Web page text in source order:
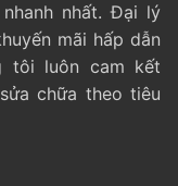
nhất. Đại lý
mãi hấp dẫn
tôi luôn cam kết
chữa theo tiêu